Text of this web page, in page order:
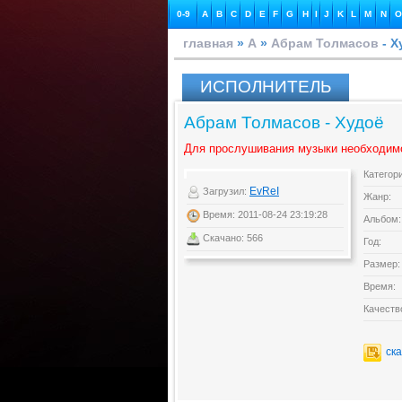
0-9 A B C D E F G H I J K L M N O
главная » А » Абрам Толмасов -
ИСПОЛНИТЕЛЬ
Абрам Толмасов - Худоё
Для прослушивания музыки
Загрузил: EvReI
Время: 2011-08-24 23:19:28
Скачано: 566
Жанр:
Альбом:
Год:
Размер:
Время: